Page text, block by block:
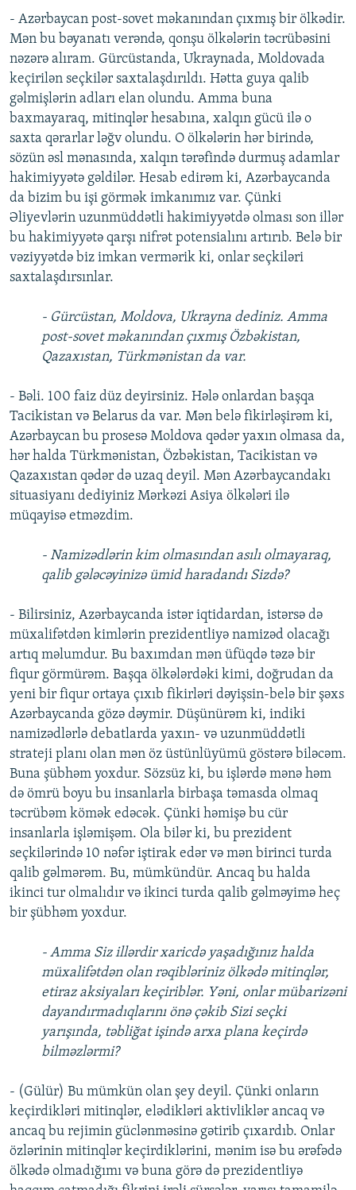
- Azərbaycan post-sovet məkanından çıxmış bir ölkədir.
Mən bu bəyanatı verəndə, qonşu ölkələrin təcrübəsini
nəzərə alıram. Gürcüstanda, Ukraynada, Moldovada
keçirilən seçkilər saxtalaşdırıldı. Hətta guya qalib
gəlmişlərin adları elan olundu. Amma buna
baxmayaraq, mitinqlər hesabına, xalqın gücü ilə o
saxta qərarlar ləğv olundu. O ölkələrin hər birində,
sözün əsl mənasında, xalqın tərəfində durmuş adamlar
hakimiyyətə gəldilər. Hesab edirəm ki, Azərbaycanda
da bizim bu işi görmək imkanımız var. Çünki
Əliyevlərin uzunmüddətli hakimiyyətdə olması son illər
bu hakimiyyətə qarşı nifrət potensialını artırıb. Belə bir
vəziyyətdə biz imkan vermərik ki, onlar seçkiləri
saxtalaşdırsınlar.
- Gürcüstan, Moldova, Ukrayna dediniz. Amma
post-sovet məkanından çıxmış Özbəkistan,
Qazaxıstan, Türkmənistan da var.
- Bəli. 100 faiz düz deyirsiniz. Hələ onlardan başqa
Tacikistan və Belarus da var. Mən belə fikirləşirəm ki,
Azərbaycan bu prosesə Moldova qədər yaxın olmasa da,
hər halda Türkmənistan, Özbəkistan, Tacikistan və
Qazaxıstan qədər də uzaq deyil. Mən Azərbaycandakı
situasiyanı dediyiniz Mərkəzi Asiya ölkələri ilə
müqayisə etməzdim.
- Namizədlərin kim olmasından asılı olmayaraq,
qalib gələcəyinizə ümid haradandı Sizdə?
- Bilirsiniz, Azərbaycanda istər iqtidardan, istərsə də
müxalifətdən kimlərin prezidentliyə namizəd olacağı
artıq məlumdur. Bu baxımdan mən üfüqdə təzə bir
fiqur görmürəm. Başqa ölkələrdəki kimi, doğrudan da
yeni bir fiqur ortaya çıxıb fikirləri dəyişsin-belə bir şəxs
Azərbaycanda gözə dəymir. Düşünürəm ki, indiki
namizədlərlə debatlarda yaxın- və uzunmüddətli
strateji planı olan mən öz üstünlüyümü göstərə biləcəm.
Buna şübhəm yoxdur. Sözsüz ki, bu işlərdə mənə həm
də ömrü boyu bu insanlarla birbaşa təmasda olmaq
təcrübəm kömək edəcək. Çünki həmişə bu cür
insanlarla işləmişəm. Ola bilər ki, bu prezident
seçkilərində 10 nəfər iştirak edər və mən birinci turda
qalib gəlmərəm. Bu, mümkündür. Ancaq bu halda
ikinci tur olmalıdır və ikinci turda qalib gəlməyimə heç
bir şübhəm yoxdur.
- Amma Siz illərdir xaricdə yaşadığınız halda
müxalifətdən olan rəqibləriniz ölkədə mitinqlər,
etiraz aksiyaları keçiriblər. Yəni, onlar mübarizəni
dayandırmadıqlarını önə çəkib Sizi seçki
yarışında, təbliğat işində arxa plana keçirdə
bilməzlərmi?
- (Gülür) Bu mümkün olan şey deyil. Çünki onların
keçirdikləri mitinqlər, elədikləri aktivliklər ancaq və
ancaq bu rejimin güclənməsinə gətirib çıxardıb. Onlar
özlərinin mitinqlər keçirdiklərini, mənim isə bu ərəfədə
ölkədə olmadığımı və buna görə də prezidentliyə